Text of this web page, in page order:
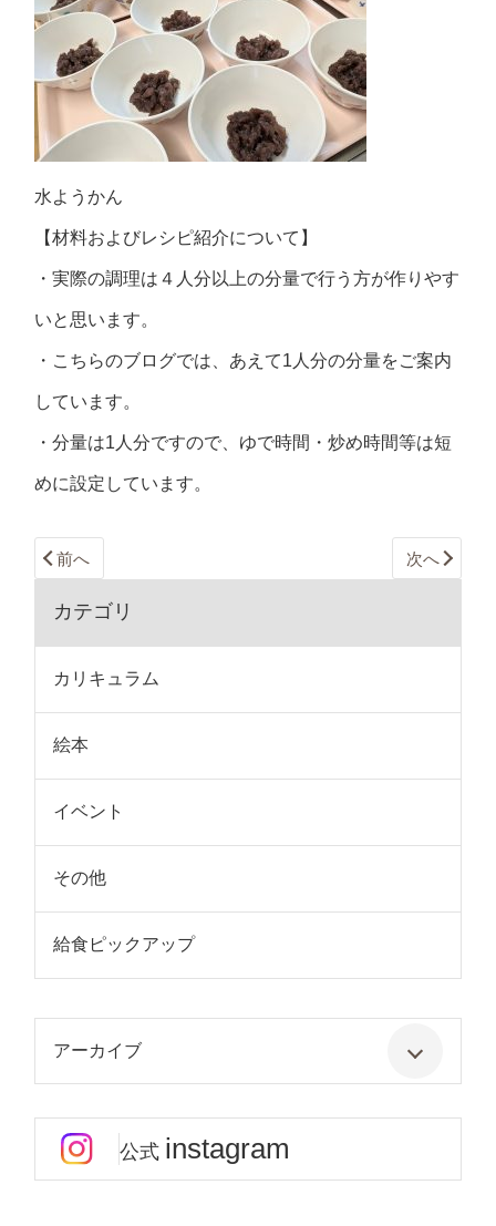
水ようかん
【材料およびレシピ紹介について】
・実際の調理は４人分以上の分量で行う方が作りやす
いと思います。
・こちらのブログでは、あえて1人分の分量をご案内
しています。
・分量は1人分ですので、ゆで時間・炒め時間等は短
めに設定しています。
前へ 次へ
カテゴリ
カリキュラム
絵本
イベント
その他
給食ピックアップ
アーカイブ
公式 instagram